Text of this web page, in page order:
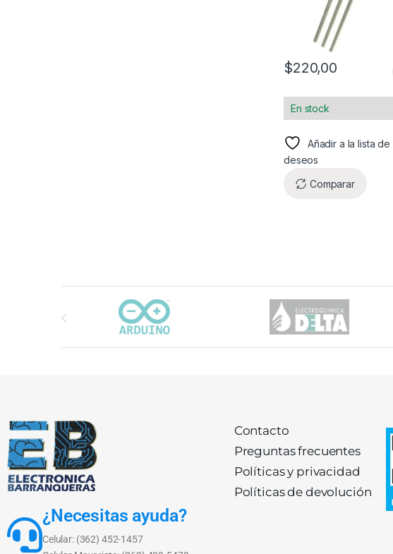
$220,00
En stock
Añadir a la lista de
deseos
Comparar
Carrusel de marcas
¿Necesitas ayuda?
Celular: (362) 452-1457
Contacto
Preguntas frecuentes
Políticas y privacidad
Políticas de devolución